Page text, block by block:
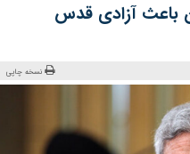
باعث آزادی قدس
نسخه چاپی